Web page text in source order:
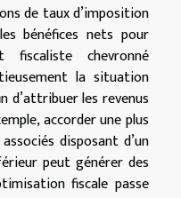
de taux d’imposition
bénéfices nets pour
fiscaliste chevronné
la situation
d’attribuer les revenus
accorder une plus
disposant d’un
peut générer des
fiscale passe